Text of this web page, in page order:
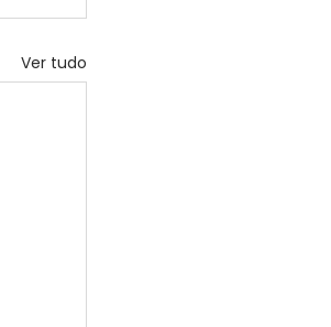
Ver tudo